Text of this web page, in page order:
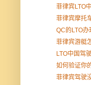
菲律宾LTO
菲律宾摩托
QC的LTO办
菲律宾游艇
LTO中国驾
如何验证你
菲律宾驾驶